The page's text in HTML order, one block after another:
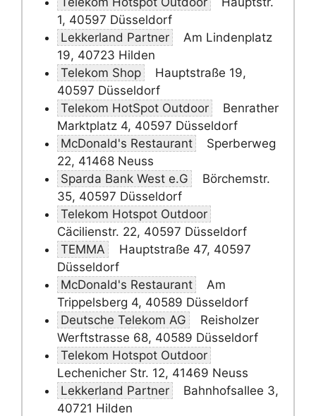
1, 40597 Düsseldorf
Lekkerland Partner
Am Lindenplatz
19, 40723 Hilden
Telekom Shop
Hauptstraße 19,
40597 Düsseldorf
Telekom HotSpot Outdoor
Benrather
Marktplatz 4, 40597 Düsseldorf
McDonald's Restaurant
Sperberweg
22, 41468 Neuss
Sparda Bank West e.G
Börchemstr.
35, 40597 Düsseldorf
Telekom Hotspot Outdoor
Cäcilienstr. 22, 40597 Düsseldorf
TEMMA
Hauptstraße 47, 40597
Düsseldorf
McDonald's Restaurant
Am
Trippelsberg 4, 40589 Düsseldorf
Deutsche Telekom AG
Reisholzer
Werftstrasse 68, 40589 Düsseldorf
Telekom Hotspot Outdoor
Lechenicher Str. 12, 41469 Neuss
Lekkerland Partner
Bahnhofsallee 3,
40721 Hilden